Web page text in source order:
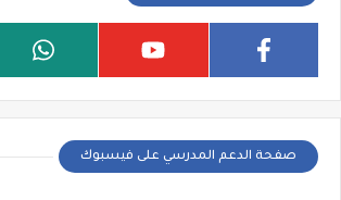
صفحة الدعم المدرسي على فيسبوك